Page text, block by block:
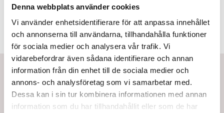
Denna webbplats använder cookies
Vi använder enhetsidentifierare för att anpassa innehållet
och annonserna till användarna, tillhandahålla funktioner
för sociala medier och analysera vår trafik. Vi
vidarebefordrar även sådana identifierare och annan
information från din enhet till de sociala medier och
annons- och analysföretag som vi samarbetar med.
Dessa kan i sin tur kombinera informationen med annan
information som du har tillhandahållit eller som de har
Bästsäljare i Goniometer